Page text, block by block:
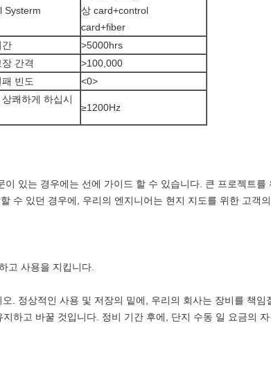
Systerm
상 card+control
card+fiber
간
>5000hrs
간격
>100,000
빈도 <0>
쾌하게 하십시
≥1200Hz
있는 경우에는 선에 가이드 할 수 있습니다. 큰 프로젝트를
수 있던 경우에, 우리의 엔지니어는 현지 지도를 위한 고객
고 사용을 지킵니다.
. 정상적인 사용 및 저장의 밑에, 우리의 회사는 장비를 책임
하고 바꿀 것입니다. 정비 기간 후에, 단지 수동 일 요금의